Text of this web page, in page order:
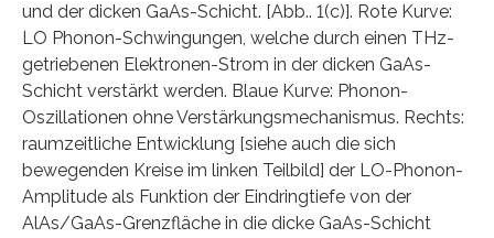
und der dicken GaAs-Schicht. [Abb.. 1(c)]. Rote Kurve:
LO Phonon-Schwingungen, welche durch einen THz-
getriebenen Elektronen-Strom in der dicken GaAs-
Schicht verstärkt werden. Blaue Kurve: Phonon-
Oszillationen ohne Verstärkungsmechanismus. Rechts:
raumzeitliche Entwicklung [siehe auch die sich
bewegenden Kreise im linken Teilbild] der LO-Phonon-
Amplitude als Funktion der Eindringtiefe von der
AlAs/GaAs-Grenzfläche in die dicke GaAs-Schicht